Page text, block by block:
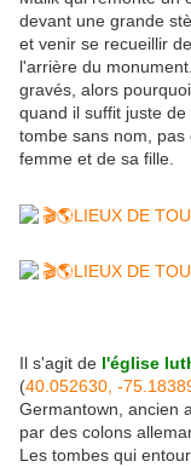
devant une grande
et venir se recueillir
l'arrière du
gravés, alors
quand il suffit juste
tombe sans nom,
femme et de sa fille.
Il s'agit de l'église
(40.052630, -
Germantown, ancien
par des colons
Les tombes qui